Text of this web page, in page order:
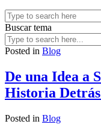
Buscar tema
Search
Posted in Blog
De una Idea a
Historia
Posted in Blog